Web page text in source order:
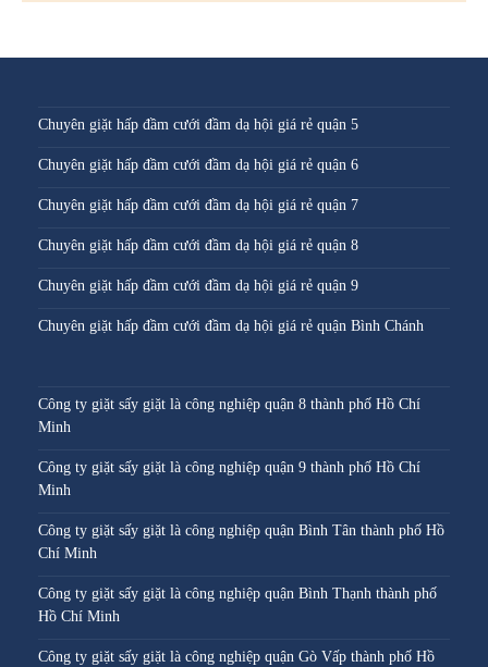
Chuyên giặt hấp đầm cưới đầm dạ hội giá rẻ quận 5
Chuyên giặt hấp đầm cưới đầm dạ hội giá rẻ quận 6
Chuyên giặt hấp đầm cưới đầm dạ hội giá rẻ quận 7
Chuyên giặt hấp đầm cưới đầm dạ hội giá rẻ quận 8
Chuyên giặt hấp đầm cưới đầm dạ hội giá rẻ quận 9
Chuyên giặt hấp đầm cưới đầm dạ hội giá rẻ quận Bình Chánh
Công ty giặt sấy giặt là công nghiệp quận 8 thành phố Hồ Chí
Minh
Công ty giặt sấy giặt là công nghiệp quận 9 thành phố Hồ Chí
Minh
Công ty giặt sấy giặt là công nghiệp quận Bình Tân thành phố Hồ
Chí Minh
Công ty giặt sấy giặt là công nghiệp quận Bình Thạnh thành phố
Hồ Chí Minh
Công ty giặt sấy giặt là công nghiệp quận Gò Vấp thành phố Hồ